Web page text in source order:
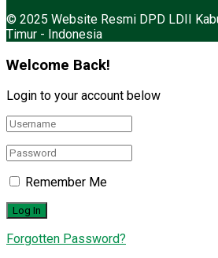
© 2025 Website Resmi DPD LDII
Timur - Indonesia
Welcome Back!
Login to your account below
Remember Me
Forgotten Password?